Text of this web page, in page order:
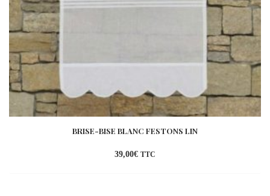
BRISE-BISE BLANC FESTONS LIN
39,00€ TTC